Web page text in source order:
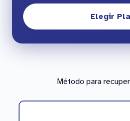
Elegir
Método para